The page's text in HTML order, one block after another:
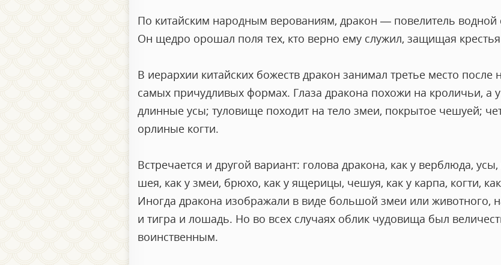
По китайским народным верованиям, дракон — повелитель
Он щедро орошал поля тех, кто верно ему служил, защищая
В иерархии китайских божеств дракон занимал третье место
самых причудливых формах. Глаза дракона похожи на кроличьи, а
длинные усы; туловище походит на тело змеи, покрытое чешуей;
орлиные когти.
Встречается и другой вариант: голова дракона, как у верблюда, усы,
шея, как у змеи, брюхо, как у ящерицы, чешуя, как у карпа, когти,
Иногда дракона изображали в виде большой змеи или животного,
и тигра и лошадь. Но во всех случаях облик чудовища был
воинственным.